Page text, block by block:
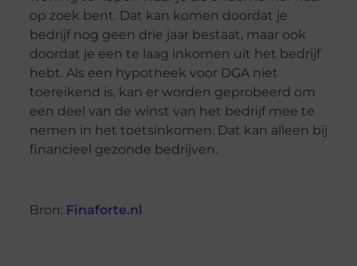
op zoek bent. Dat kan komen doordat je
bedrijf nog geen drie jaar bestaat, maar ook
doordat je een te laag inkomen uit het bedrijf
hebt. Als een hypotheek voor DGA niet
toereikend is, kan er worden geprobeerd om
een deel van de winst van het bedrijf mee te
nemen in het toetsinkomen. Dat kan alleen bij
financieel gezonde bedrijven.
Bron: Finaforte.nl